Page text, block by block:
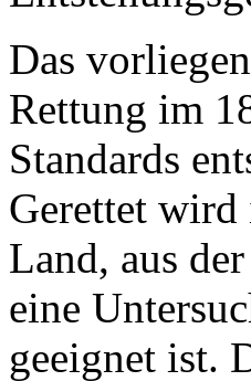
Das
Rettung im
Standards
Gerettet wird
Land, aus
eine
geeignet ist.